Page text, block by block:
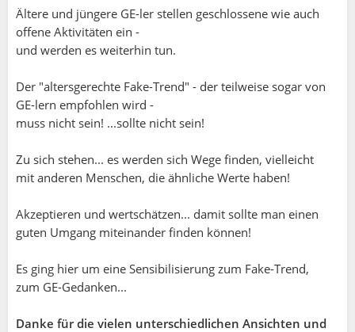
Ältere und jüngere GE-ler stellen geschlossene wie auch
offene Aktivitäten ein -
und werden es weiterhin tun.
Der "altersgerechte Fake-Trend" - der teilweise sogar von
GE-lern empfohlen wird -
muss nicht sein! ...sollte nicht sein!
Zu sich stehen... es werden sich Wege finden, vielleicht
mit anderen Menschen, die ähnliche Werte haben!
Akzeptieren und wertschätzen... damit sollte man einen
guten Umgang miteinander finden können!
Es ging hier um eine Sensibilisierung zum Fake-Trend,
zum GE-Gedanken...
Danke für die vielen unterschiedlichen Ansichten und